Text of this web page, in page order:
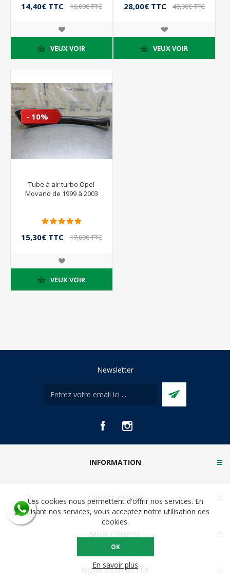
14,40€ TTC 16,00€ TTC
VEUX VOIR
28,00€ TTC 40,00€ TTC
VEUX VOIR
- 10%
Tube à air turbo Opel
Movano de 1999 à 2003
15,30€ TTC 17,00€ TTC
VEUX VOIR
Newsletter
INFORMATION
SERVICE CLIENT
NOUS CONTACTER
Les cookies nous permettent d'offrir nos services. En
utilisant nos services, vous acceptez notre utilisation des
cookies.
OK
En savoir plus